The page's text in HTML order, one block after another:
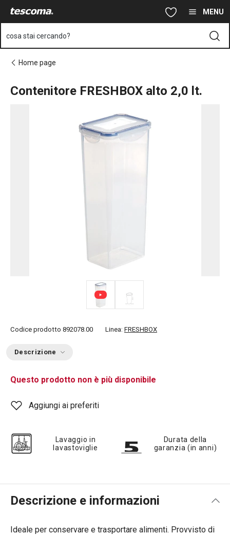
Vai al contenuto principale MENU
cosa stai cercando?
Home page
Contenitore FRESHBOX alto 2,0 lt.
Codice prodotto 892078.00 Linea: FRESHBOX
Descrizione
Questo prodotto non è più disponibile
Aggiungi ai preferiti
Lavaggio in
lavastoviglie
Durata della
garanzia (in anni)
Descrizione e informazioni
Ideale per conservare e trasportare alimenti. Provvisto di